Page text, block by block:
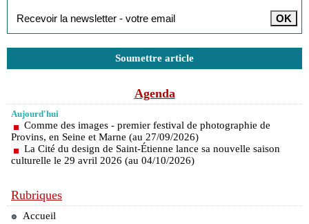
Soumettre article
Agenda
Aujourd'hui
Comme des images - premier festival de photographie de
Provins, en Seine et Marne (au 27/09/2026)
La Cité du design de Saint-Étienne lance sa nouvelle saison
culturelle le 29 avril 2026 (au 04/10/2026)
Rubriques
Accueil